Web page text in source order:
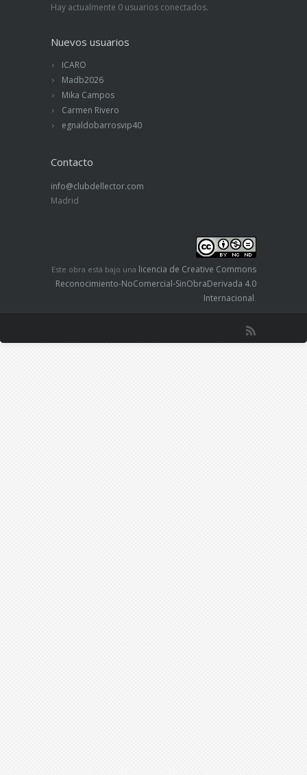
Hay actualmente 0 usuarios conectados.
Nuevos usuarios
ICARO
Madb2026
Mika Campos
Carmen Rivero
egnaldobarrosvip40
Contacto
info@clubdellector.com
Madrid
Este obra está bajo una licencia de Creative Commons
Reconocimiento-NoComercial-SinObraDerivada 4.0
Internacional